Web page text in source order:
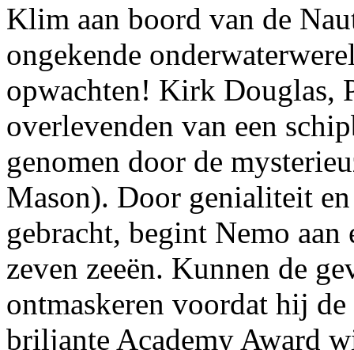
Klim aan boord van de
ongekende
opwachten! Kirk Douglas,
overlevenden van een
genomen door de
Mason). Door genialiteit
gebracht, begint Nemo
zeven zeeën. Kunnen de
ontmaskeren voordat hij
briljante Academy Award